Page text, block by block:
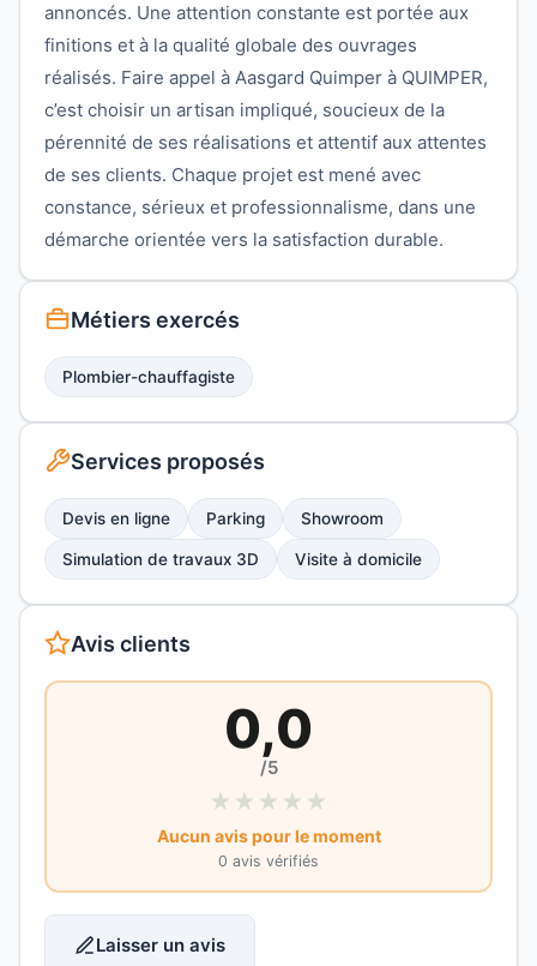
annoncés. Une attention constante est portée aux
finitions et à la qualité globale des ouvrages
réalisés. Faire appel à Aasgard Quimper à QUIMPER,
c’est choisir un artisan impliqué, soucieux de la
pérennité de ses réalisations et attentif aux attentes
de ses clients. Chaque projet est mené avec
constance, sérieux et professionnalisme, dans une
démarche orientée vers la satisfaction durable.
Métiers exercés
Plombier-chauffagiste
Services proposés
Devis en ligne Parking Showroom
Simulation de travaux 3D Visite à domicile
Avis clients
0,0
/5
★ ★ ★ ★ ★
Aucun avis pour le moment
0 avis vérifiés
Laisser un avis